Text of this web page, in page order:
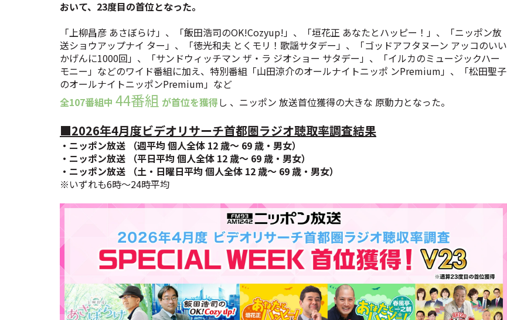
おいて、23度目の首位となった。
「上柳昌彦 あさぼらけ」、「飯田浩司のOK!Cozyup!」、「垣花正 あなたとハッピー！」、「ニッポン放
送ショウアップナイ ター」、「徳光和夫 とくモリ！歌謡サタデー」、「ゴッドアフタヌーン アッコのいい
かげんに1000回」、「サンドウィッチマン ザ・ラ ジオショー サタデー」、「イルカのミュージックハー
モニー」などのワイド番組に加え、特別番組「山田涼介のオールナイトニッポ ンPremium」、「松田聖子
のオールナイトニッポンPremium」など
全107番組中 44番組 が首位を獲得し 、ニッポン 放送首位獲得の大きな 原動力となった。
■2026年4月度ビデオリサーチ首都圏ラジオ聴取率調査結果
・ニッポン放送 （週平均 個人全体 12 歳～ 69 歳・男女）
・ニッポン放送 （平日平均 個人全体 12 歳～ 69 歳・男女）
・ニッポン放送 （土・日曜日平均 個人全体 12 歳～ 69 歳・男女）
※いずれも6時～24時平均